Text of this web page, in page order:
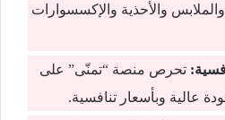
والأحذية والإكسسوارات
تحرص منصة “تمنّى” على
عالية وبأسعار تنافسية.